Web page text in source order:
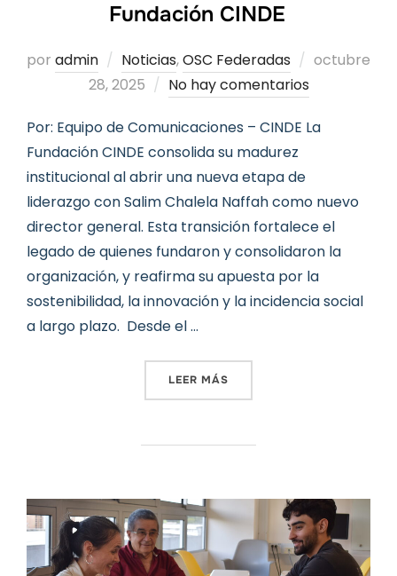
Fundación CINDE
por admin Noticias,OSC Federadas
Publicado
octubre
28, 2025
No hay comentarios
Por: Equipo de Comunicaciones – CINDE La
Fundación CINDE consolida su madurez
institucional al abrir una nueva etapa de
liderazgo con Salim Chalela Naffah como nuevo
director general. Esta transición fortalece el
legado de quienes fundaron y consolidaron la
organización, y reafirma su apuesta por la
sostenibilidad, la innovación y la incidencia social
a largo plazo. Desde el …
LEER MÁS